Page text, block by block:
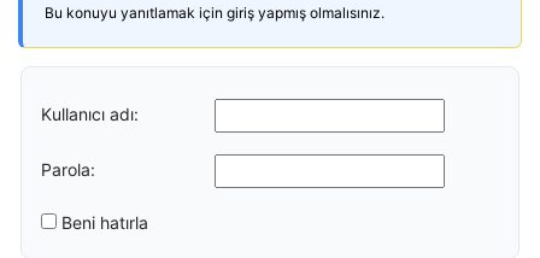
Bu konuyu yanıtlamak için giriş yapmış olmalısınız.
Kullanıcı adı:
Parola:
Beni hatırla